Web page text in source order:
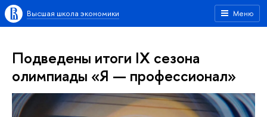
Меню
Высшая школа экономики
Подведены итоги IX сезона
олимпиады «Я — профессионал»